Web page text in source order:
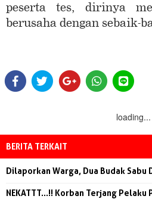
peserta tes, dirinya
berusaha dengan sebaik-
loading...
BERITA TERKAIT
Dilaporkan Warga, Dua Budak Sabu
NEKATTT...!! Korban Terjang Pelaku